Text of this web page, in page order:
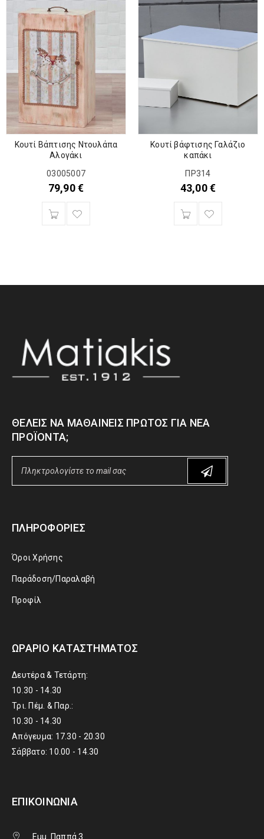
Κουτί Βάπτισης Ντουλάπα
Αλογάκι
03005007
79,90€
Κουτί βάφτισης Γαλάζιο
καπάκι
ΠΡ314
43,00€
ΘΈΛΕΙΣ ΝΑ ΜΑΘΑΊΝΕΙΣ ΠΡΏΤΟΣ ΓΙΑ ΝΈΑ
ΠΡΟΪΌΝΤΑ;
ΠΛΗΡΟΦΟΡΊΕΣ
Όροι Χρήσης
Παράδοση/Παραλαβή
Προφίλ
ΩΡΆΡΙΟ ΚΑΤΑΣΤΉΜΑΤΟΣ
Δευτέρα & Τετάρτη:
10.30 - 14.30
Τρι. Πέμ. & Παρ.:
10.30 - 14.30
Απόγευμα: 17.30 - 20.30
Σάββατο: 10.00 - 14.30
ΕΠΙΚΟΙΝΩΝΊΑ
Εμμ. Παππά 3